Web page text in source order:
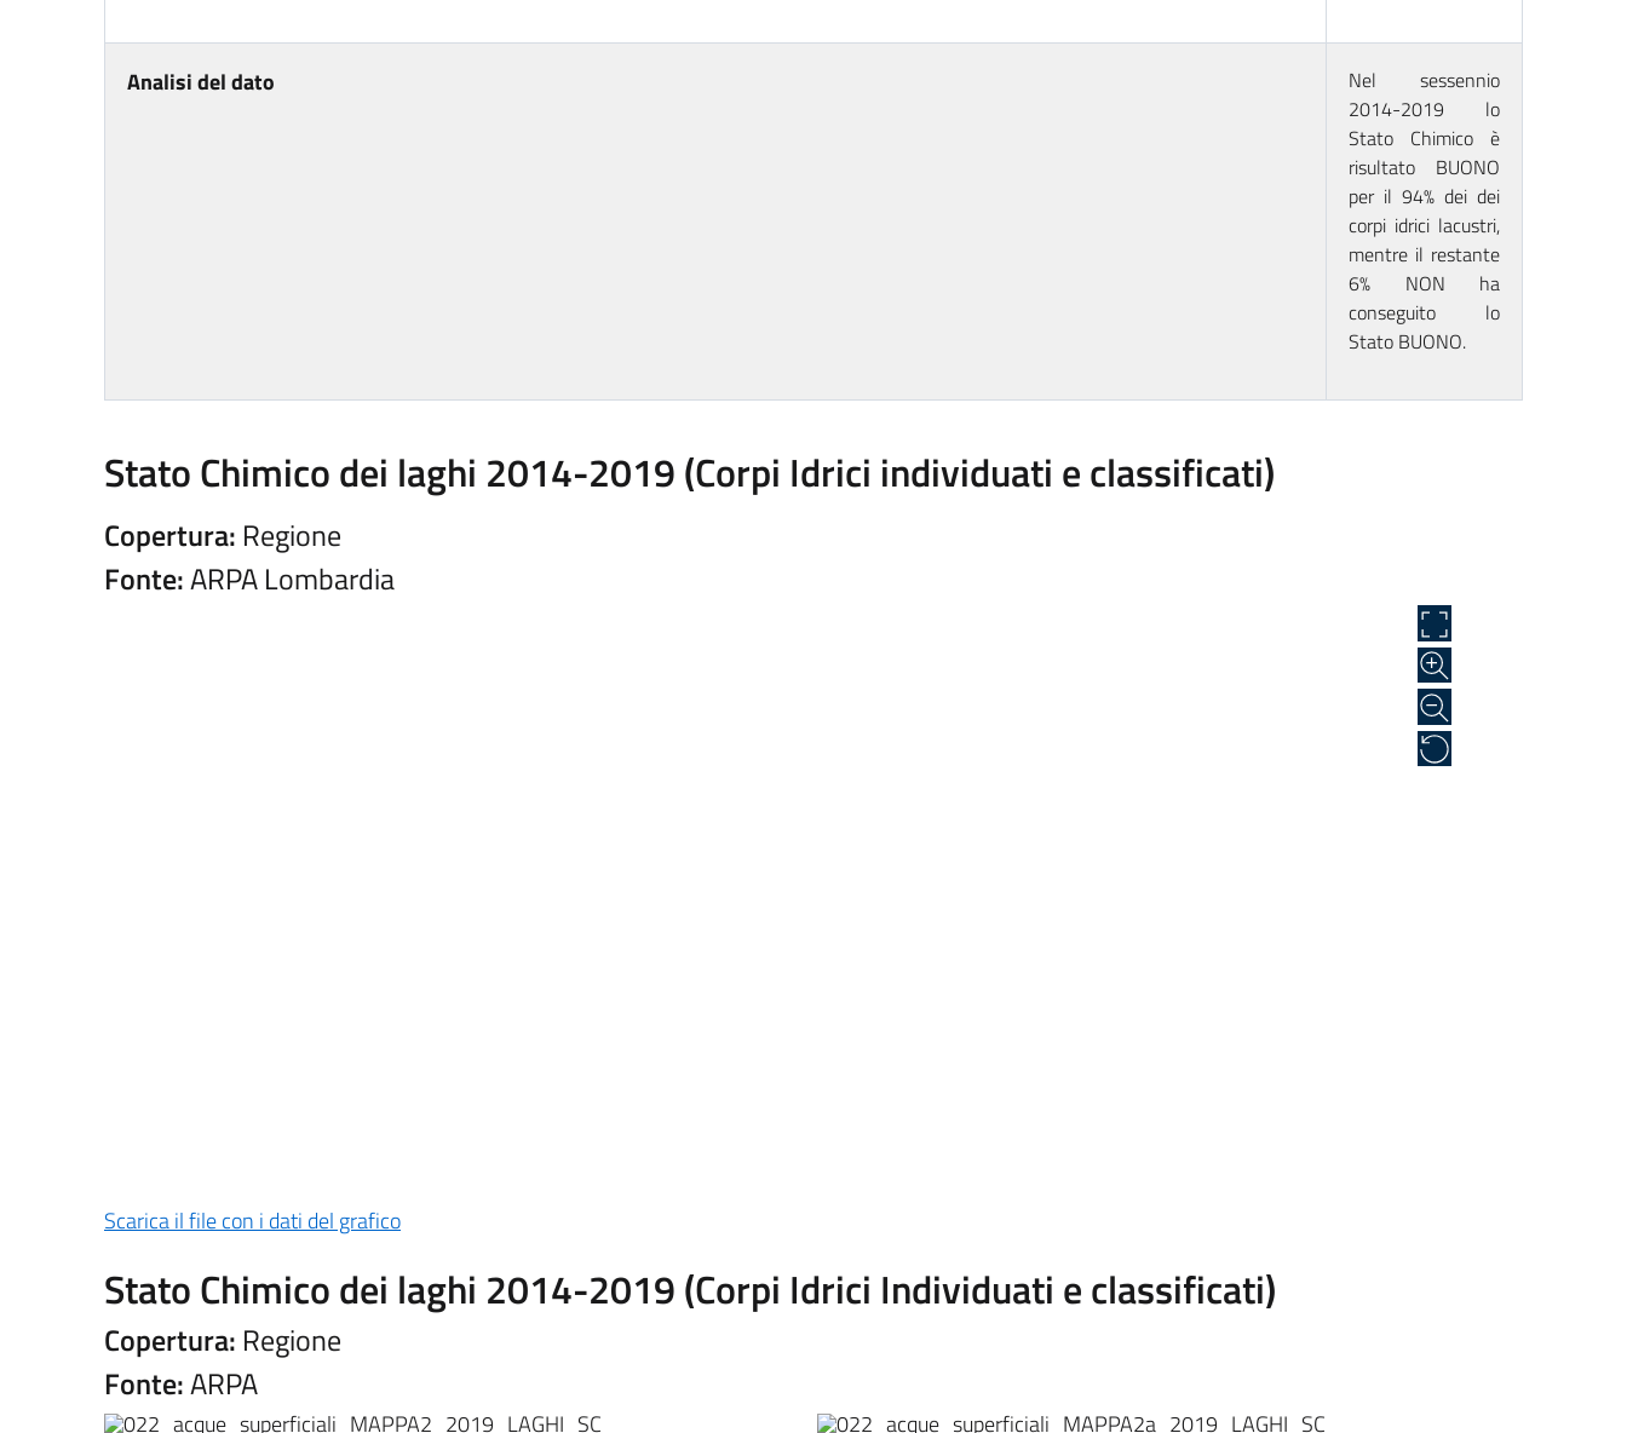
Analisi del dato
Nel sessennio
2014-2019 lo
Stato Chimico è
risultato BUONO
per il 94% dei dei
corpi idrici lacustri,
mentre il restante
6% NON ha
conseguito lo
Stato BUONO.
Stato Chimico dei laghi 2014-2019 (Corpi Idrici individuati e classificati)
Copertura: Regione
Fonte:ARPA Lombardia
Scarica il file con i dati del grafico
Stato Chimico dei laghi 2014-2019 (Corpi Idrici Individuati e classificati)
Copertura: Regione
Fonte:ARPA